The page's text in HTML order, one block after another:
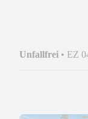
Unfallfrei • EZ